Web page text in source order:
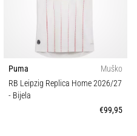
Puma
Muško
RB Leipzig Replica Home 2026/27
- Bijela
€99,95